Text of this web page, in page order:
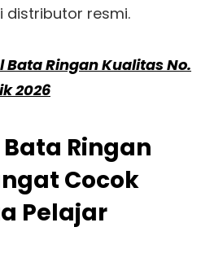
distributor resmi.
Bata Ringan Kualitas No.
2026
Ringan
Cocok
Pelajar